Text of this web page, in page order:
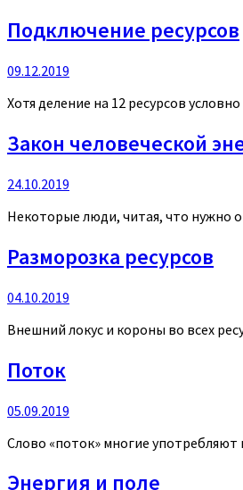
Подключение ресурсов
09.12.2019
Хотя деление на 12 ресурсов
Закон человеческой
24.10.2019
Некоторые люди, читая, что нужно
Разморозка ресурсов
04.10.2019
Внешний локус и короны во всех
Поток
05.09.2019
Слово «поток» многие употребляют
Энергия и поле